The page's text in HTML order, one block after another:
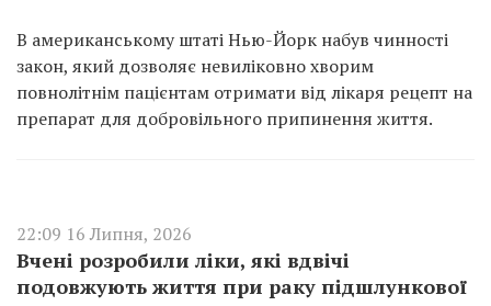
В американському штаті Нью-Йорк набув чинності
закон, який дозволяє невиліковно хворим
повнолітнім пацієнтам отримати від лікаря рецепт на
препарат для добровільного припинення життя.
22:09 16 Липня, 2026
Вчені розробили ліки, які вдвічі
подовжують життя при раку підшлункової